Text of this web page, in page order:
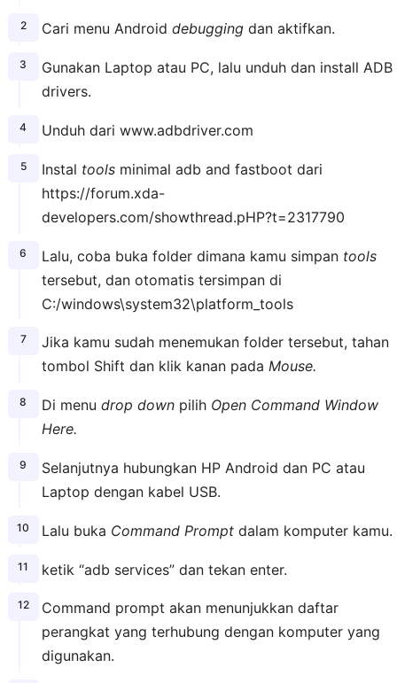
Cari menu Android debuggingdan aktifkan.
Gunakan Laptop atau PC, lalu unduh dan install ADB
drivers.
Unduh dari www.adbdriver.com
Instal toolsminimal adb and fastboot dari
https://forum.xda-
developers.com/showthread.pHP?t=2317790
Lalu, coba buka folder dimana kamu simpan tools
tersebut, dan otomatis tersimpan di
C:/windows\system32\platform_tools
Jika kamu sudah menemukan folder tersebut, tahan
tombol Shift dan klik kanan pada Mouse.
Di menu drop downpilih Open Command Window
Here.
Selanjutnya hubungkan HP Android dan PC atau
Laptop dengan kabel USB.
Lalu buka Command Promptdalam komputer kamu.
ketik “adb services” dan tekan enter.
Command prompt akan menunjukkan daftar
perangkat yang terhubung dengan komputer yang
digunakan.